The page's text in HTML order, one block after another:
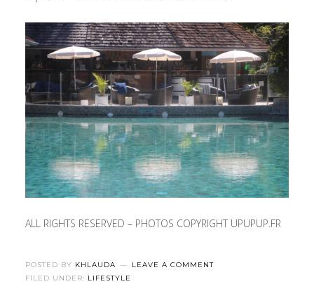
ALL RIGHTS RESERVED – PHOTOS COPYRIGHT UPUPUP.FR
POSTED BY KHLAUDA
LEAVE A COMMENT
FILED UNDER: LIFESTYLE